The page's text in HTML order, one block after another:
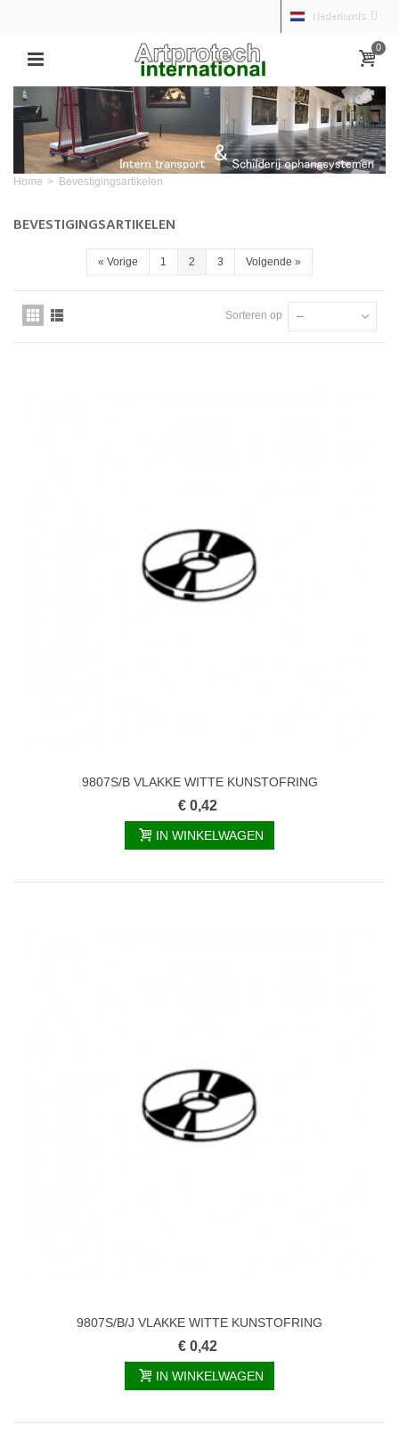
Nederlands
0
Home > Bevestigingsartikelen
BEVESTIGINGSARTIKELEN
« Vorige 1 2 3 Volgende »
Sorteren op --
9807S/B VLAKKE WITTE KUNSTOFRING
€ 0,42
IN WINKELWAGEN
9807S/B/J VLAKKE WITTE KUNSTOFRING
€ 0,42
IN WINKELWAGEN